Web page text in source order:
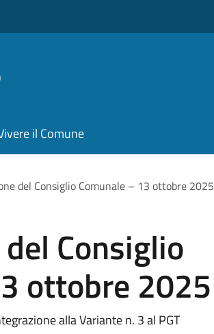
il Comune
del Consiglio Comunale – 13 ottobre 2025
Consiglio
ottobre 2025
alla Variante n. 3 al PGT